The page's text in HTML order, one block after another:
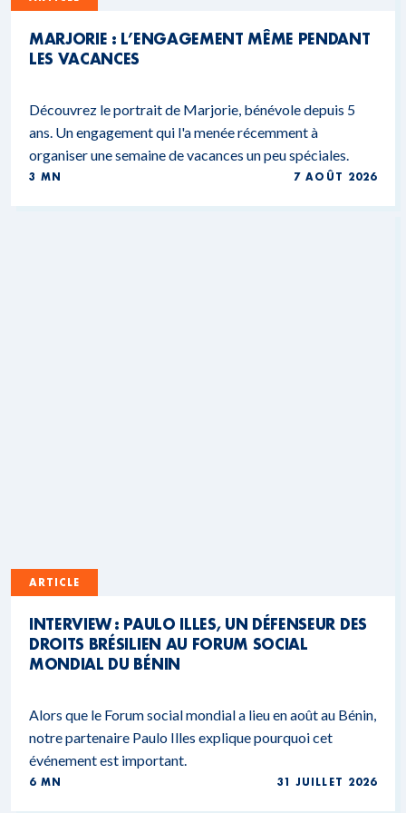
MARJORIE : L’ENGAGEMENT MÊME PENDANT
LES VACANCES
Découvrez le portrait de Marjorie, bénévole depuis 5
ans. Un engagement qui l'a menée récemment à
organiser une semaine de vacances un peu spéciales.
3 MN 7 AOÛT 2026
ARTICLE
INTERVIEW : PAULO ILLES, UN DÉFENSEUR DES
DROITS BRÉSILIEN AU FORUM SOCIAL
MONDIAL DU BÉNIN
Alors que le Forum social mondial a lieu en août au Bénin,
notre partenaire Paulo Illes explique pourquoi cet
événement est important.
6 MN 31 JUILLET 2026